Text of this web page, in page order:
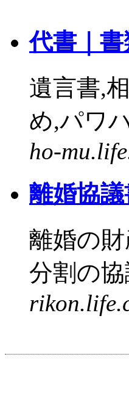
代書｜
遺言書,
め,パワ
ho-
離婚協
離婚の
分割の